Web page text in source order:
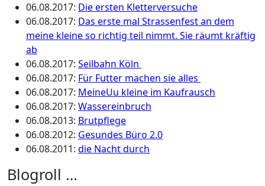
06.08.2017: Die ersten Kletterversuche
06.08.2017: Das erste mal Strassenfest an dem
meine kleine so richtig teil nimmt. Sie räumt kräftig
ab
06.08.2017: Seilbahn Köln
06.08.2017: Für Futter machen sie alles
06.08.2017: MeineUu kleine im Kaufrausch
06.08.2017: Wassereinbruch
06.08.2013: Brutpflege
06.08.2012: Gesundes Büro 2.0
06.08.2011: die Nacht durch
Blogroll …